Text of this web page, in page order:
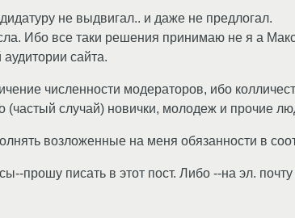
не выдвигал.. и даже не предлогал.
Ибо все таки решения принимаю не я а
сайта.
численности модераторов, ибо
случай) новички, молодеж и прочие
возложенные на меня обязанности в
прошу писать в этот пост. Либо --на эл. почту